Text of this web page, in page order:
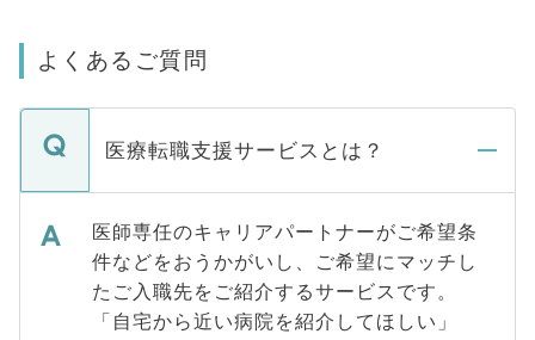
よくあるご質問
医療転職支援サービスとは？
医師専任のキャリアパートナーがご希望条
件などをおうかがいし、ご希望にマッチし
たご入職先をご紹介するサービスです。
「自宅から近い病院を紹介してほしい」